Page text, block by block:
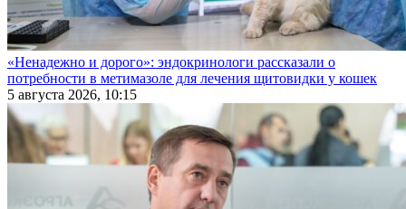
«Ненадежно и дорого»: эндокринологи рассказали о
потребности в метимазоле для лечения щитовидки у кошек
5 августа 2026, 10:15